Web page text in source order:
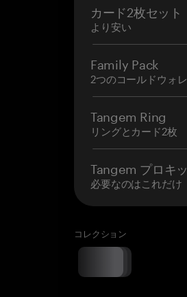
カード2枚セット
より安い
Family Pack
2つのコールドウォ
Tangem Ring
リングとカード2枚
Tangem プロキ
必要なのはこれだけ
コレクション